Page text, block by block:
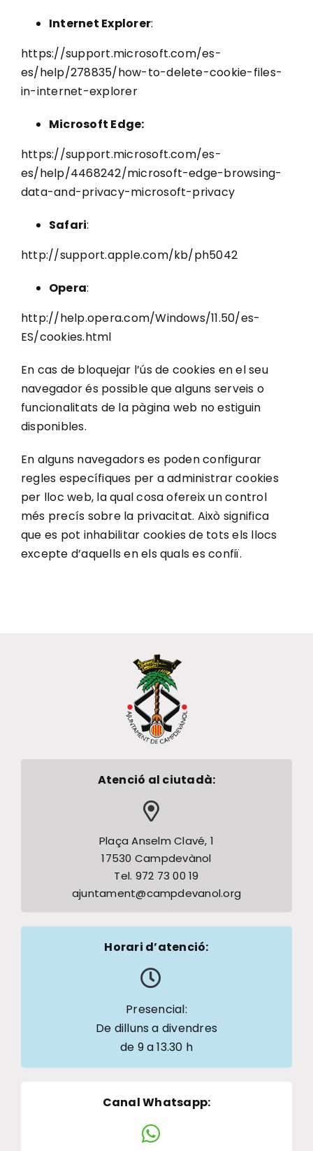
Internet Explorer:
https://support.microsoft.com/es-
es/help/278835/how-to-delete-cookie-files-
in-internet-explorer
Microsoft Edge:
https://support.microsoft.com/es-
es/help/4468242/microsoft-edge-browsing-
data-and-privacy-microsoft-privacy
Safari:
http://support.apple.com/kb/ph5042
Opera:
http://help.opera.com/Windows/11.50/es-
ES/cookies.html
En cas de bloquejar l’ús de cookies en el seu
navegador és possible que alguns serveis o
funcionalitats de la pàgina web no estiguin
disponibles.
En alguns navegadors es poden configurar
regles específiques per a administrar cookies
per lloc web, la qual cosa ofereix un control
més precís sobre la privacitat. Això significa
que es pot inhabilitar cookies de tots els llocs
excepte d’aquells en els quals es confiï.
Atenció al ciutadà:
Plaça Anselm Clavé, 1
17530 Campdevànol
Tel. 972 73 00 19
ajuntament@campdevanol.org
Horari d’atenció:
Presencial:
De dilluns a divendres
de 9 a 13.30 h
Canal Whatsapp: